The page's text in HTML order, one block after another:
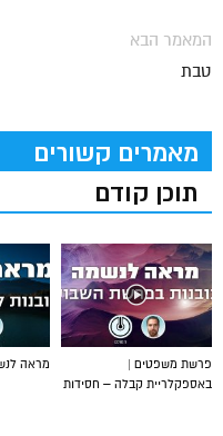
המאמר הבא
טבת
מאמרים קשורים
תוכן קודם
מראה
פרשת משפטים |
באספקלריית קבלה – חסידות